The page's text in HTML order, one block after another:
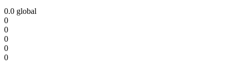
0.0 global
0
0
0
0
0